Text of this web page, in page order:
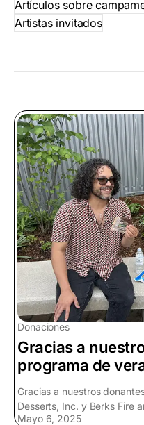
Artículos sobre
Artistas invitados
Donaciones
Gracias a
programa de
Gracias a nuestros
Desserts, Inc. y Berks Fire
Mayo 6, 2025